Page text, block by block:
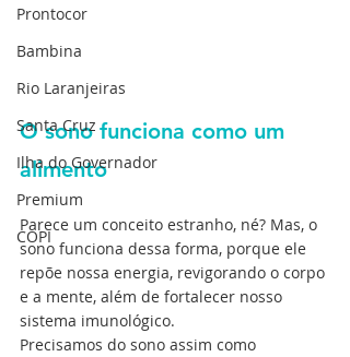
Prontocor
Bambina
Rio Laranjeiras
Santa Cruz
Ilha do Governador
Premium
COPI
O sono funciona como um
alimento
Parece um conceito estranho, né? Mas, o
sono funciona dessa forma, porque ele
repõe nossa energia, revigorando o corpo
e a mente, além de fortalecer nosso
sistema imunológico.
Precisamos do sono assim como